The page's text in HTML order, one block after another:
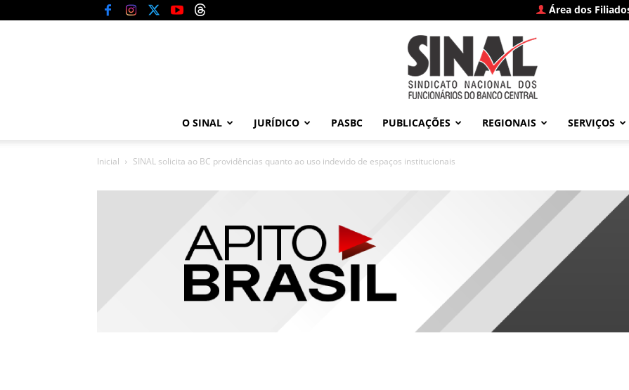
Área dos
Sindicato
O SINAL JURÍDICO PASBC PUBLICAÇÕES REGIONAIS SERVIÇOS
Inicial SINAL solicita ao BC providências quanto ao uso indevido de espaços institucionais